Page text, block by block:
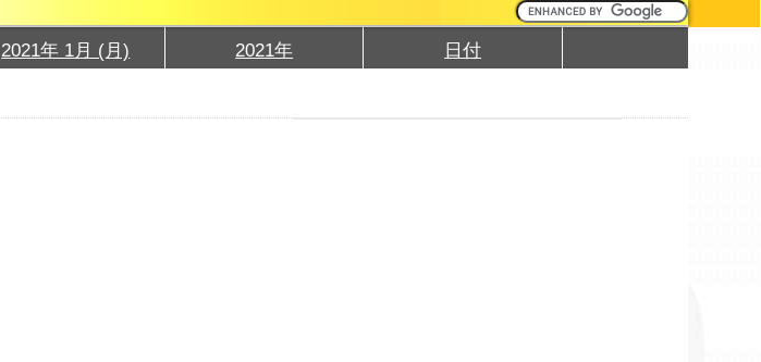
2021年 1月 (月) 2021年 日付